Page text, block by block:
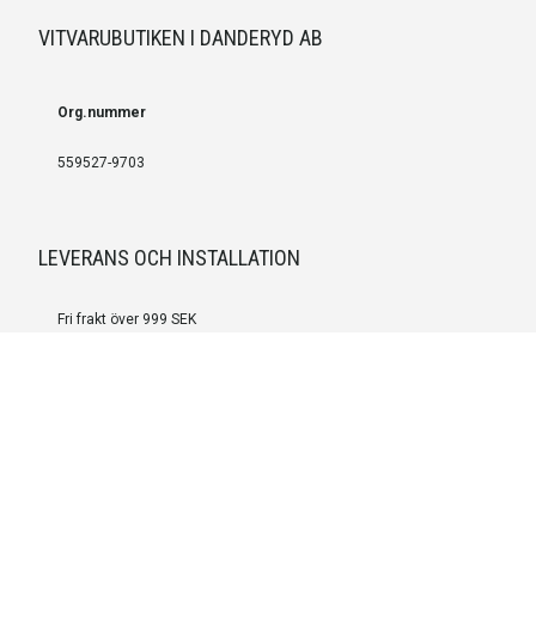
VITVARUBUTIKEN I DANDERYD AB
Org.nummer
559527-9703
LEVERANS OCH INSTALLATION
Fri frakt över 999 SEK